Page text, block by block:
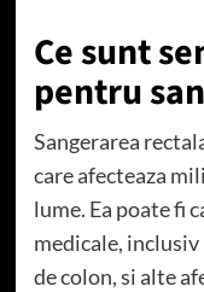
Ce sunt
pentru
Sangerarea
care afecteaza
lume. Ea poate fi
medicale,
de colon, si alte